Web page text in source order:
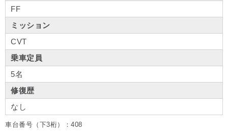
FF
ミッション
CVT
乗車定員
5名
修復歴
なし
車台番号（下3桁）：408